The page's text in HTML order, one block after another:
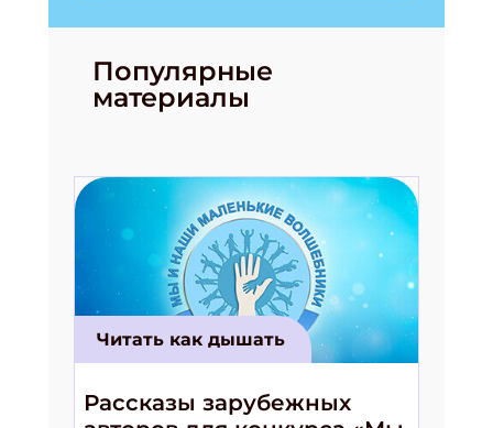
Популярные
материалы
Читать как дышать
Рассказы зарубежных